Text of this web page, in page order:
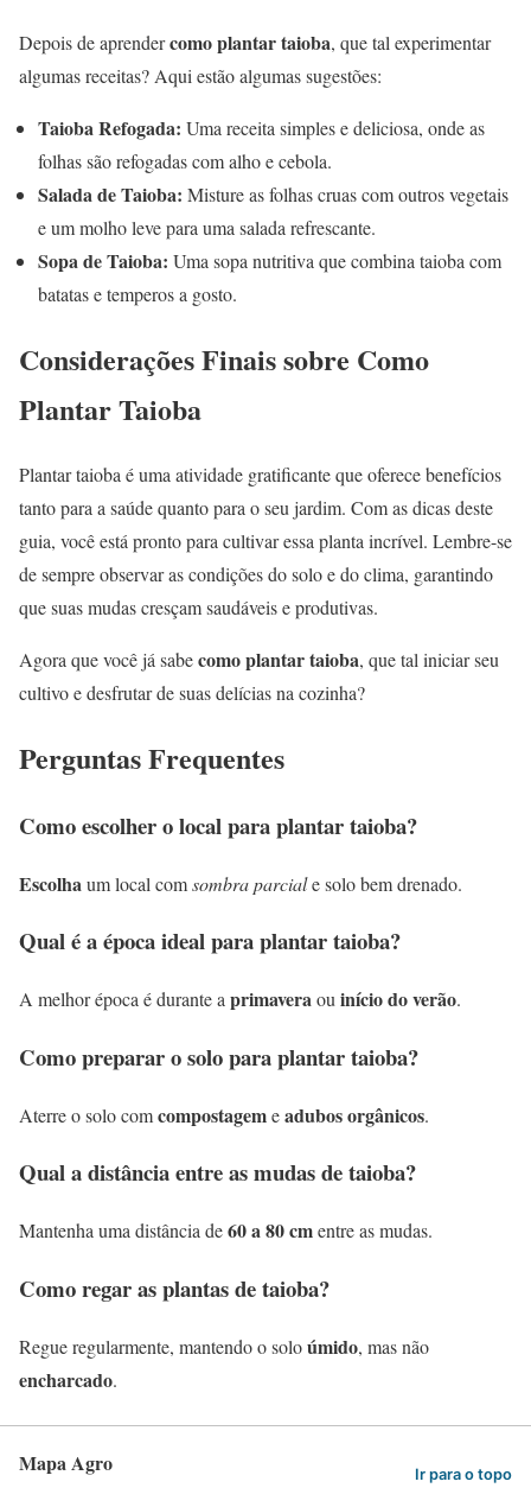
Depois de aprendercomo plantar taioba, que tal experimentar
algumas receitas? Aqui estão algumas sugestões:
Taioba Refogada: Uma receita simples e deliciosa, onde as
folhas são refogadas com alho e cebola.
Salada de Taioba: Misture as folhas cruas com outros vegetais
e um molho leve para uma salada refrescante.
Sopa de Taioba: Uma sopa nutritiva que combina taioba com
batatas e temperos a gosto.
Considerações Finais sobre Como
Plantar Taioba
Plantar taioba é uma atividade gratificante que oferece benefícios
tanto para a saúde quanto para o seu jardim. Com as dicas deste
guia, você está pronto para cultivar essa planta incrível. Lembre-se
de sempre observar as condições do solo e do clima, garantindo
que suas mudas cresçam saudáveis e produtivas.
Agora que você já sabecomo plantar taioba, que tal iniciar seu
cultivo e desfrutar de suas delícias na cozinha?
Perguntas Frequentes
Como escolher o local para plantar taioba?
Escolhaum local comsombra parciale solo bem drenado.
Qual é a época ideal para plantar taioba?
A melhor época é durante aprimaveraouinício do verão.
Como preparar o solo para plantar taioba?
Aterre o solo comcompostagemeadubos orgânicos.
Qual a distância entre as mudas de taioba?
Mantenha uma distância de60 a 80 cmentre as mudas.
Como regar as plantas de taioba?
Regue regularmente, mantendo o soloúmido, mas não
encharcado.
Mapa Agro Ir para o topo